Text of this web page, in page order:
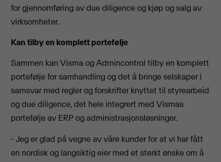
for gjennomføring av due diligence og kjøp og salg av
virksomheter.
Kan tilby en komplett portefølje
Sammen kan Visma og Admincontrol tilby en komplett
portefølje for samhandling og det å bringe selskaper i
samsvar med regler og forskrifter knyttet til styrearbeid
og due diligence, det hele integrert med Vismas
portefølje av ERP og administrasjonsløsninger.
- Jeg er glad på vegne av våre kunder for at vi har fått
en nordisk og langsiktig eier med et sterkt ønske om å